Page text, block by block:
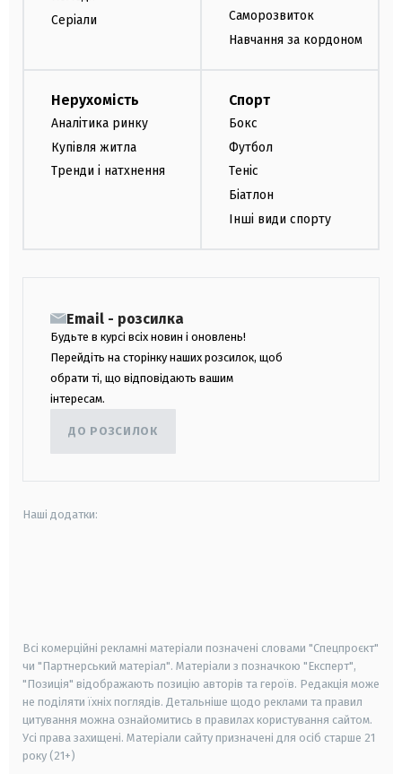
Серіали
Саморозвиток
Навчання за кордоном
Нерухомість
Аналітика ринку
Купівля житла
Тренди і натхнення
Спорт
Бокс
Футбол
Теніс
Біатлон
Інші види спорту
Email - розсилка
Будьте в курсі всіх новин і оновлень!
Перейдіть на сторінку наших розсилок, щоб
обрати ті, що відповідають вашим
інтересам.
ДО РОЗСИЛОК
Наші додатки:
Всі комерційні рекламні матеріали позначені словами "Спецпроєкт"
чи "Партнерський матеріал". Матеріали з позначкою "Експерт",
"Позиція" відображають позицію авторів та героїв. Редакція може
не поділяти їхніх поглядів. Детальніше щодо реклами та правил
цитування можна ознайомитись в правилах користування сайтом.
Усі права захищені. Матеріали сайту призначені для осіб старше 21
року (21+)